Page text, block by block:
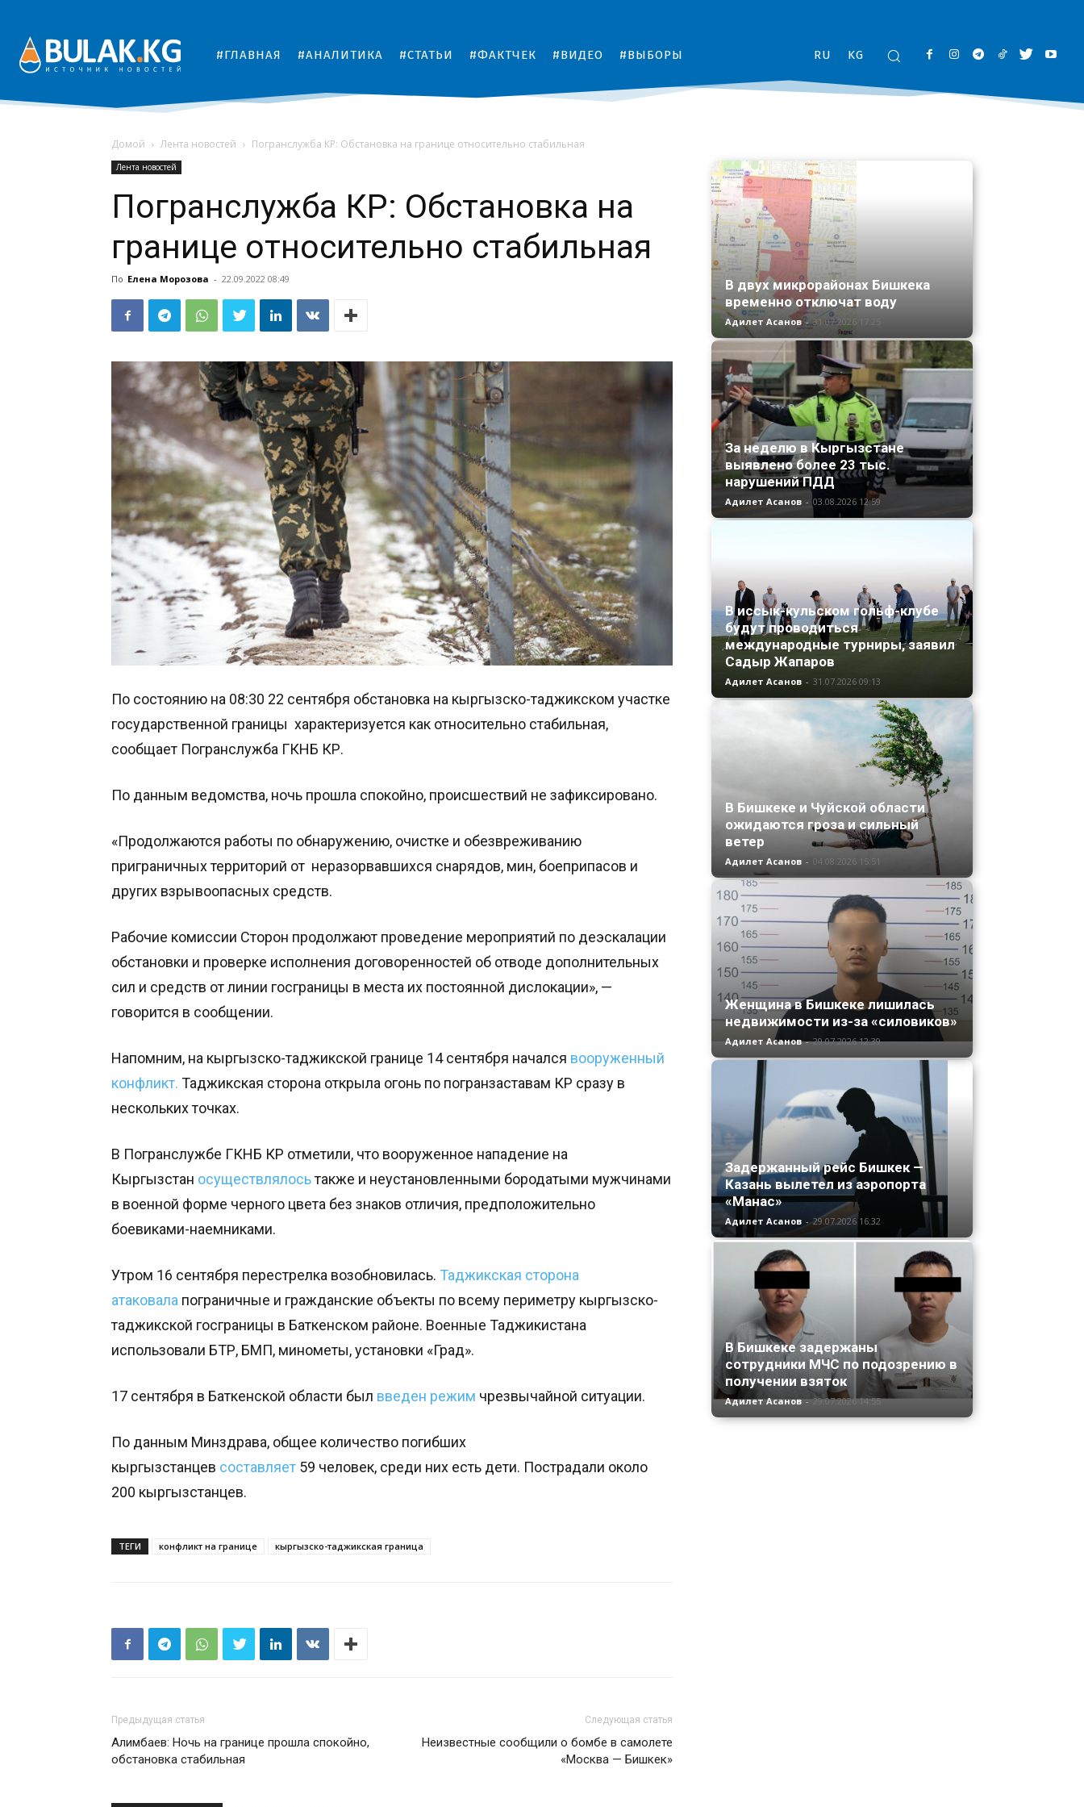
#ГЛАВНАЯ #АНАЛИТИКА #СТАТЬИ #ФАКТЧЕК #ВИДЕО #ВЫБОРЫ RU KG
Домой Лента новостей Погранслужба КР: Обстановка на границе относительно стабильная
Лента новостей
Погранслужба КР: Обстановка на
границе относительно стабильная
По Елена Морозова - 22.09.2022 08:49
По состоянию на 08:30 22 сентября обстановка на кыргызско-таджикском участке
государственной границы характеризуется как относительно стабильная,
сообщает Погранслужба ГКНБ КР.
По данным ведомства, ночь прошла спокойно, происшествий не зафиксировано.
«Продолжаются работы по обнаружению, очистке и обезвреживанию
приграничных территорий от неразорвавшихся снарядов, мин, боеприпасов и
других взрывоопасных средств.
Рабочие комиссии Сторон продолжают проведение мероприятий по деэскалации
обстановки и проверке исполнения договоренностей об отводе дополнительных
сил и средств от линии госграницы в места их постоянной дислокации», —
говорится в сообщении.
Напомним, на кыргызско-таджикской границе 14 сентября начался вооруженный
конфликт. Таджикская сторона открыла огонь по погранзаставам КР сразу в
нескольких точках.
В Погранслужбе ГКНБ КР отметили, что вооруженное нападение на
Кыргызстан осуществлялосьтакже и неустановленными бородатыми мужчинами
в военной форме черного цвета без знаков отличия, предположительно
боевиками-наемниками.
Утром 16 сентября перестрелка возобновилась. Таджикская сторона
атаковала пограничные и гражданские объекты по всему периметру кыргызско-
таджикской госграницы в Баткенском районе. Военные Таджикистана
использовали БТР, БМП, минометы, установки «Град».
17 сентября в Баткенской области был введен режим чрезвычайной ситуации.
По данным Минздрава, общее количество погибших
кыргызстанцев составляет 59 человек, среди них есть дети. Пострадали около
200 кыргызстанцев.
ТЕГИ конфликт на границе кыргызско-таджикская граница
Предыдущая статья
Алимбаев: Ночь на границе прошла спокойно,
обстановка стабильная
Следующая статья
Неизвестные сообщили о бомбе в самолете
«Москва — Бишкек»
В двух микрорайонах Бишкека
временно отключат воду
Адилет Асанов - 31.07.2026 17:25
За неделю в Кыргызстане
выявлено более 23 тыс.
нарушений ПДД
Адилет Асанов - 03.08.2026 12:59
В иссык-кульском гольф-клубе
будут проводиться
международные турниры, заявил
Садыр Жапаров
Адилет Асанов - 31.07.2026 09:13
В Бишкеке и Чуйской области
ожидаются гроза и сильный
ветер
Адилет Асанов - 04.08.2026 15:51
Женщина в Бишкеке лишилась
недвижимости из-за «силовиков»
Адилет Асанов - 29.07.2026 12:39
Задержанный рейс Бишкек —
Казань вылетел из аэропорта
«Манас»
Адилет Асанов - 29.07.2026 16:32
В Бишкеке задержаны
сотрудники МЧС по подозрению в
получении взяток
Адилет Асанов - 29.07.2026 14:55